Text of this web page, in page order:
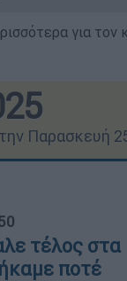
για τον
Παρασκευή
τέλος στα
ποτέ